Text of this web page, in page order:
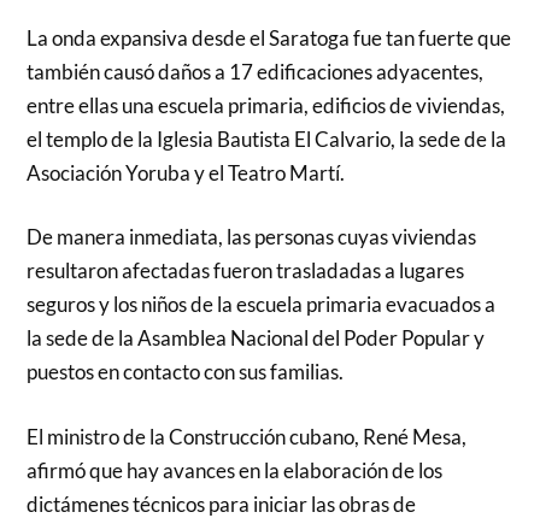
La onda expansiva desde el Saratoga fue tan fuerte que
también causó daños a 17 edificaciones adyacentes,
entre ellas una escuela primaria, edificios de viviendas,
el templo de la Iglesia Bautista El Calvario, la sede de la
Asociación Yoruba y el Teatro Martí.
De manera inmediata, las personas cuyas viviendas
resultaron afectadas fueron trasladadas a lugares
seguros y los niños de la escuela primaria evacuados a
la sede de la Asamblea Nacional del Poder Popular y
puestos en contacto con sus familias.
El ministro de la Construcción cubano, René Mesa,
afirmó que hay avances en la elaboración de los
dictámenes técnicos para iniciar las obras de